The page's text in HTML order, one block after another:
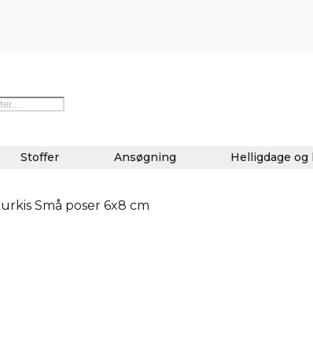
Stoffer Ansøgning Helligdage